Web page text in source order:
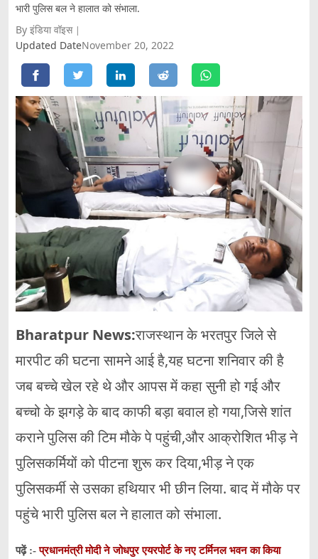
भारी पुलिस बल ने हालात को संभाला.
By इंडिया वॉइस
Updated DateNovember 20, 2022
Bharatpur News:राजस्थान के भरतपुर जिले से
मारपीट की घटना सामने आई है,यह घटना शनिवार की है
जब बच्चे खेल रहे थे और आपस में कहा सुनी हो गई और
बच्चो के झगड़े के बाद काफी बड़ा बवाल हो गया,जिसे शांत
कराने पुलिस की टिम मौके पे पहुंची,और आक्रोशित भीड़ ने
पुलिसकर्मियों को पीटना शुरू कर दिया,भीड़ ने एक
पुलिसकर्मी से उसका हथियार भी छीन लिया. बाद में मौके पर
पहुंचे भारी पुलिस बल ने हालात को संभाला.
पढ़ें :-प्रधानमंत्री मोदी ने जोधपुर एयरपोर्ट के नए टर्मिनल भवन का किया